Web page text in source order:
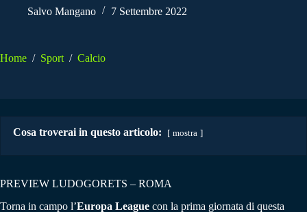
Salvo Mangano 7 Settembre 2022
Home / Sport / Calcio
Cosa troverai in questo articolo: mostra
PREVIEW LUDOGORETS – ROMA
Torna in campo l’Europa League con la prima giornata di questa